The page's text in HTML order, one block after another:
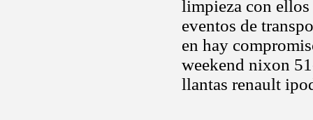
limpieza con
eventos de
en hay
weekend nixon
llantas renault